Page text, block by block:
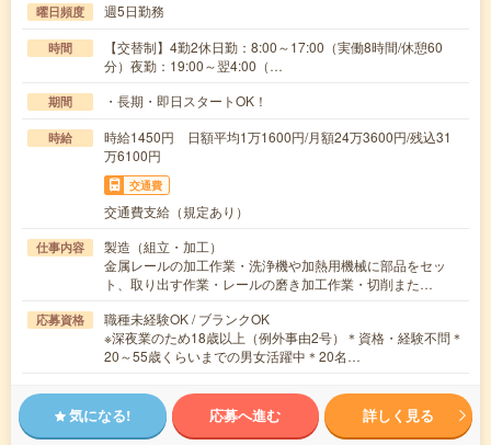
曜日頻度 週5日勤務
時間
【交替制】4勤2休日勤：8:00～17:00（実働8時間/休憩60
分）夜勤：19:00～翌4:00（…
期間 ・長期・即日スタートOK！
時給
時給1450円 日額平均1万1600円/月額24万3600円/残込31
万6100円
交通費
交通費支給（規定あり）
仕事内容
製造（組立・加工）
金属レールの加工作業・洗浄機や加熱用機械に部品をセッ
ト、取り出す作業・レールの磨き加工作業・切削また…
応募資格
職種未経験OK / ブランクOK
※深夜業のため18歳以上（例外事由2号）＊資格・経験不問＊
20～55歳くらいまでの男女活躍中＊20名…
気になる! 応募へ進む 詳しく見る